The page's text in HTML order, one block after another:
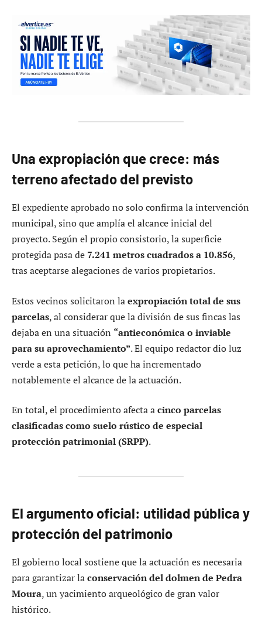
Una expropiación que crece: más
terreno afectado del previsto
El expediente aprobado no solo confirma la intervención
municipal, sino que amplía el alcance inicial del
proyecto. Según el propio consistorio, la superficie
protegida pasa de7.241 metros cuadrados a 10.856,
tras aceptarse alegaciones de varios propietarios.
Estos vecinos solicitaron laexpropiación total de sus
parcelas, al considerar que la división de sus fincas las
dejaba en una situación “antieconómica o inviable
para su aprovechamiento”. El equipo redactor dio luz
verde a esta petición, lo que ha incrementado
notablemente el alcance de la actuación.
En total, el procedimiento afecta acinco parcelas
clasificadas como suelo rústico de especial
protección patrimonial (SRPP).
El argumento oficial: utilidad pública y
protección del patrimonio
El gobierno local sostiene que la actuación es necesaria
para garantizar laconservación del dolmen de Pedra
Moura, un yacimiento arqueológico de gran valor
histórico.